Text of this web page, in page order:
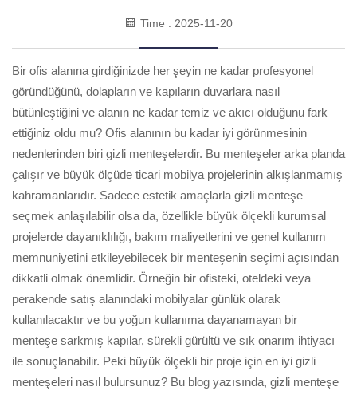
Time : 2025-11-20
Bir ofis alanına girdiğinizde her şeyin ne kadar profesyonel
göründüğünü, dolapların ve kapıların duvarlara nasıl
bütünleştiğini ve alanın ne kadar temiz ve akıcı olduğunu fark
ettiğiniz oldu mu? Ofis alanının bu kadar iyi görünmesinin
nedenlerinden biri gizli menteşelerdir. Bu menteşeler arka planda
çalışır ve büyük ölçüde ticari mobilya projelerinin alkışlanmamış
kahramanlarıdır. Sadece estetik amaçlarla gizli menteşe
seçmek anlaşılabilir olsa da, özellikle büyük ölçekli kurumsal
projelerde dayanıklılığı, bakım maliyetlerini ve genel kullanım
memnuniyetini etkileyebilecek bir menteşenin seçimi açısından
dikkatli olmak önemlidir. Örneğin bir ofisteki, oteldeki veya
perakende satış alanındaki mobilyalar günlük olarak
kullanılacaktır ve bu yoğun kullanıma dayanamayan bir
menteşe sarkmış kapılar, sürekli gürültü ve sık onarım ihtiyacı
ile sonuçlanabilir. Peki büyük ölçekli bir proje için en iyi gizli
menteşeleri nasıl bulursunuz? Bu blog yazısında, gizli menteşe